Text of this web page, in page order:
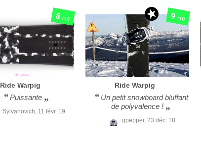
Ride Warpig
Puissante
Sylvanovich, 11 févr. 19
8/10
Ride Warpig
Un petit snowboard bluffant
de polyvalence !
gpepper, 23 déc. 18
9/10